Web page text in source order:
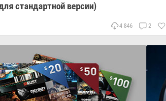
стандартной версии)
4 846 2